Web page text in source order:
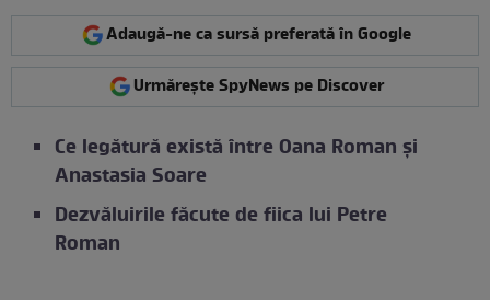
Adaugă-ne ca sursă preferată în Google
Urmărește SpyNews pe Discover
Ce legătură există între Oana Roman și
Anastasia Soare
Dezvăluirile făcute de fiica lui Petre
Roman